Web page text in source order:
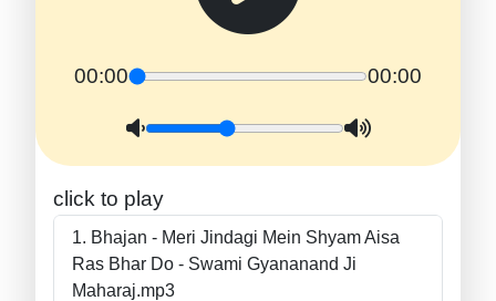
00:00 00:00
click to play
Bhajan - Meri Jindagi Mein Shyam Aisa
Ras Bhar Do - Swami Gyananand Ji
Maharaj.mp3